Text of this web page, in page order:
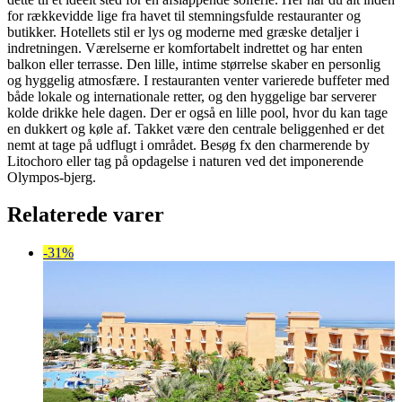
for rækkevidde lige fra havet til stemningsfulde restauranter og
butikker. Hotellets stil er lys og moderne med græske detaljer i
indretningen. Værelserne er komfortabelt indrettet og har enten
balkon eller terrasse. Den lille, intime størrelse skaber en personlig
og hyggelig atmosfære. I restauranten venter varierede buffeter med
både lokale og internationale retter, og den hyggelige bar serverer
kolde drikke hele dagen. Der er også en lille pool, hvor du kan tage
en dukkert og køle af. Takket være den centrale beliggenhed er det
nemt at tage på udflugt i området. Besøg fx den charmerende by
Litochoro eller tag på opdagelse i naturen ved det imponerende
Olympos-bjerg.
Relaterede varer
-31%